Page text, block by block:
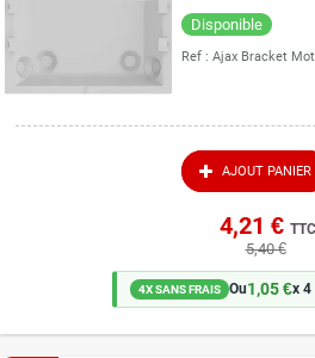
Disponible
Ref : Ajax Bracket
AJOUT PANIER
4,21 € TTC
5,40 €
4X SANS FRAIS Ou1,05 €x 4